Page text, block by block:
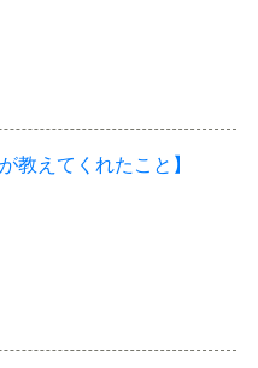
教えてくれたこと】